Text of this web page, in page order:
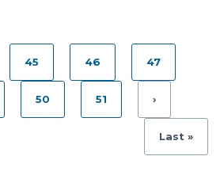
45 46 47
50 51 ›
Last »